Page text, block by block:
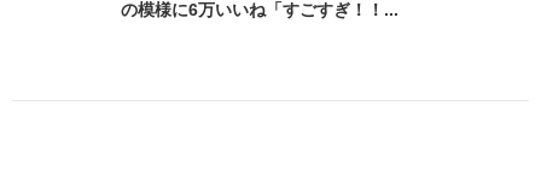
の模様に6万いいね「すごすぎ！！...